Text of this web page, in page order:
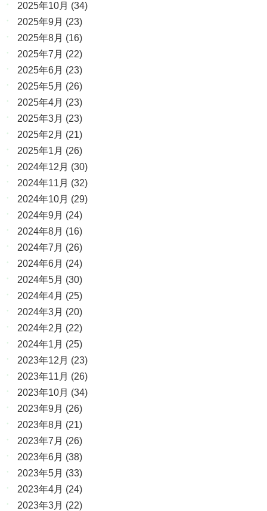
2025年10月 (34)
2025年9月 (23)
2025年8月 (16)
2025年7月 (22)
2025年6月 (23)
2025年5月 (26)
2025年4月 (23)
2025年3月 (23)
2025年2月 (21)
2025年1月 (26)
2024年12月 (30)
2024年11月 (32)
2024年10月 (29)
2024年9月 (24)
2024年8月 (16)
2024年7月 (26)
2024年6月 (24)
2024年5月 (30)
2024年4月 (25)
2024年3月 (20)
2024年2月 (22)
2024年1月 (25)
2023年12月 (23)
2023年11月 (26)
2023年10月 (34)
2023年9月 (26)
2023年8月 (21)
2023年7月 (26)
2023年6月 (38)
2023年5月 (33)
2023年4月 (24)
2023年3月 (22)